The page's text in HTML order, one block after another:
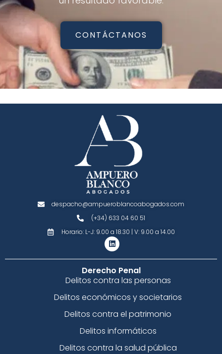
CONTÁCTANOS
despacho@ampueroblancoabogados.com
(+34) 633 04 60 51
Horario: L-J: 9.00 a 18.30 | V: 9.00 a 14.00
Derecho Penal
Delitos contra las personas
Delitos económicos y societarios
Delitos contra el patrimonio
Delitos informáticos
Delitos contra la salud pública